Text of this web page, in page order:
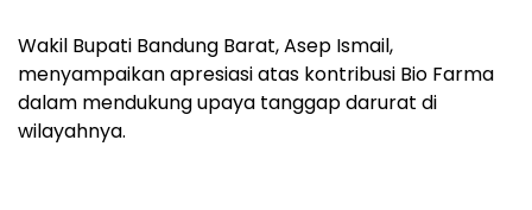
Wakil Bupati Bandung Barat, Asep Ismail,
menyampaikan apresiasi atas kontribusi Bio Farma
dalam mendukung upaya tanggap darurat di
wilayahnya.